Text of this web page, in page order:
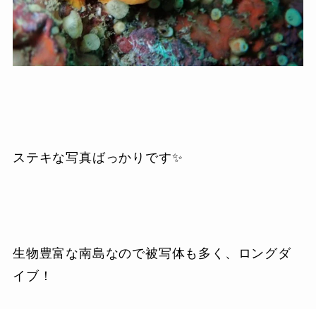
ステキな写真ばっかりです✨
生物豊富な南島なので被写体も多く、ロングダ
イブ！